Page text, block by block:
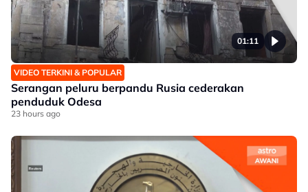
01:11
VIDEO TERKINI & POPULAR
Serangan peluru berpandu Rusia cederakan
penduduk Odesa
23 hours ago